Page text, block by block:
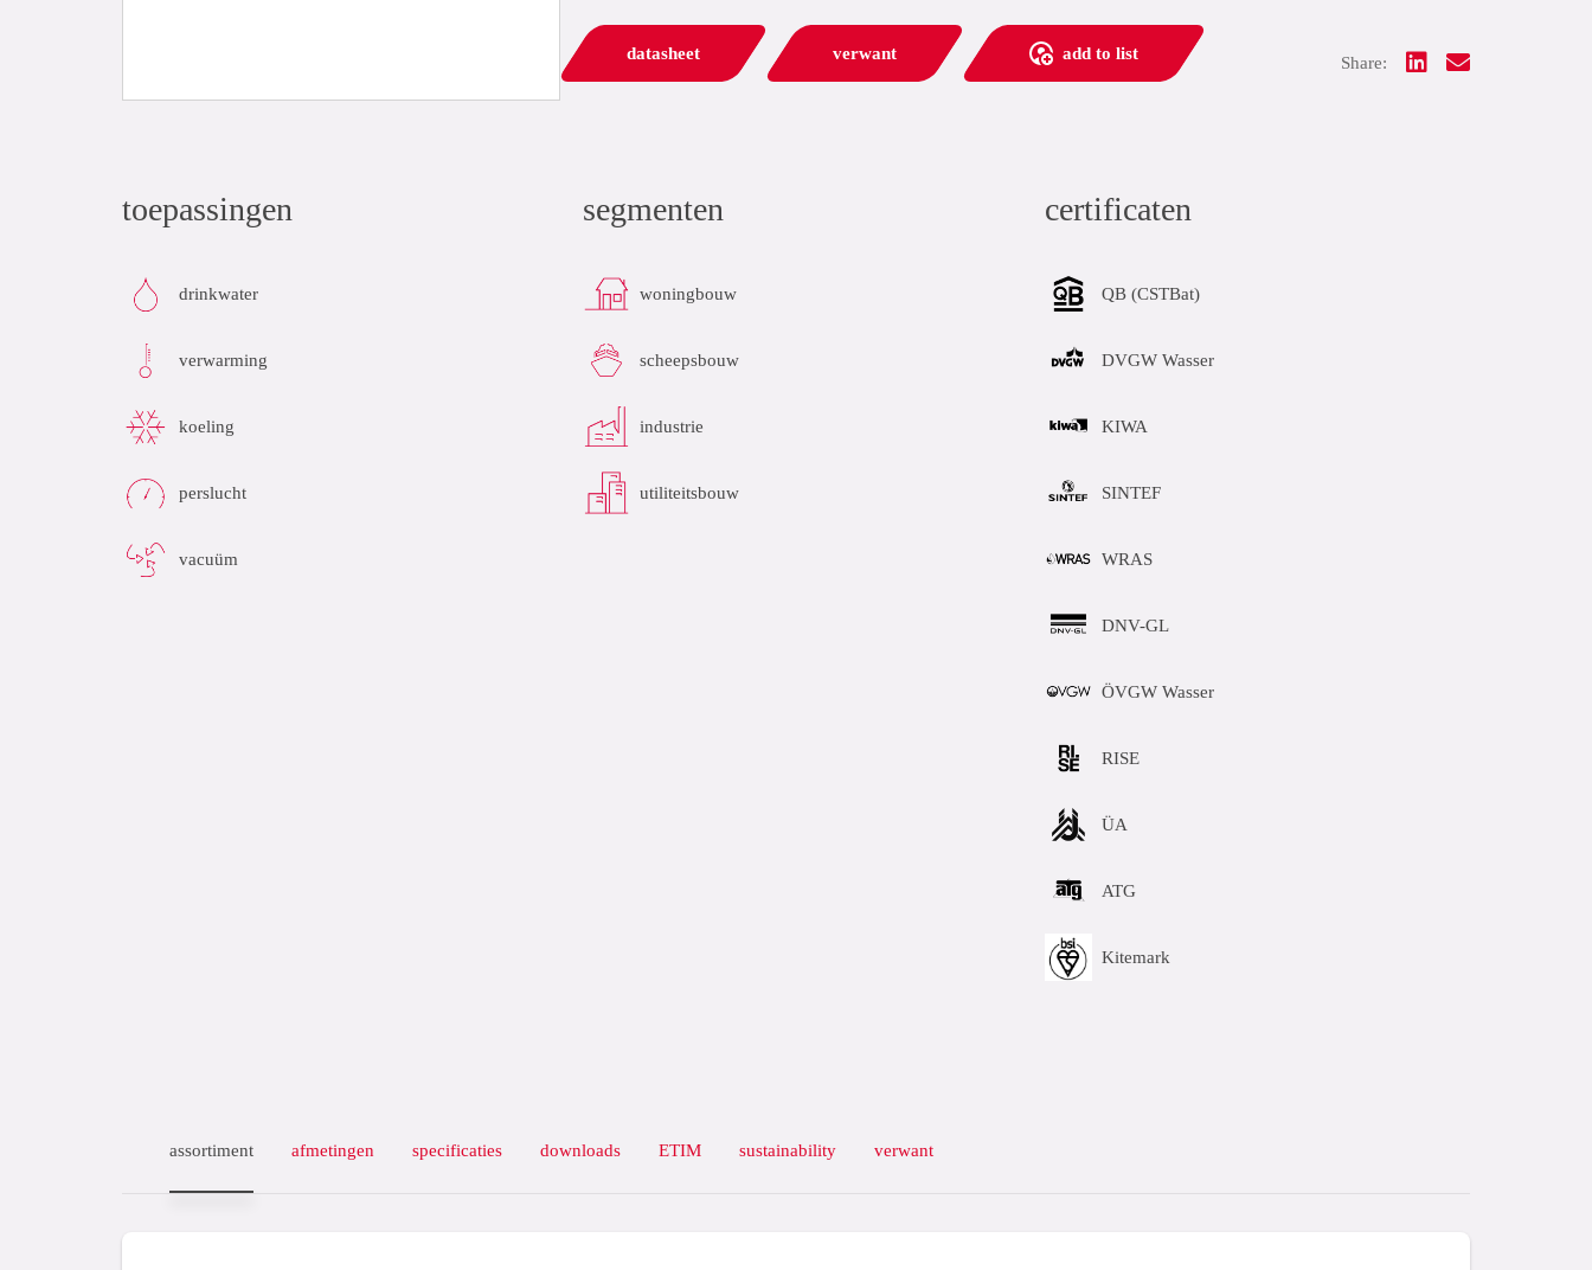
datasheet verwant add to list Share:
toepassingen
drinkwater
verwarming
koeling
perslucht
vacuüm
segmenten
woningbouw
scheepsbouw
industrie
utiliteitsbouw
certificaten
QB (CSTBat)
DVGW Wasser
KIWA
SINTEF
WRAS
DNV-GL
ÖVGW Wasser
RISE
ÜA
ATG
Kitemark
assortiment afmetingen specificaties downloads ETIM sustainability verwant